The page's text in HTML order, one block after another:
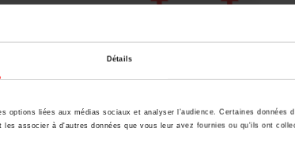
Détails
options liées aux médias sociaux et analyser l’audience. Certaines données
associer à d'autres données que vous leur avez fournies ou qu'ils ont
?